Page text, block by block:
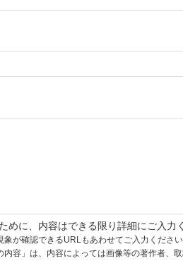
めに、内容はできる限り詳細にご入力
が確認できるURLもあわせてご入力ください
容」は、内容によっては画像等の著作者、